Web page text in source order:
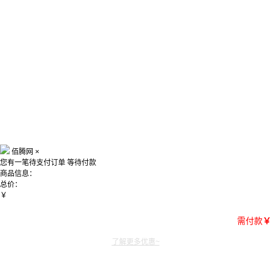
佰腾网 ×
您有一笔待支付订单 等待付款
商品信息：
总价：
￥
需付款￥
了解更多优惠~